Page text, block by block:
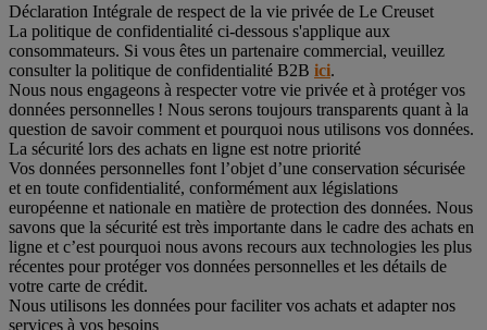
Déclaration Intégrale de respect de la vie privée de Le Creuset
La politique de confidentialité ci-dessous s'applique aux
consommateurs. Si vous êtes un partenaire commercial, veuillez
consulter la politique de confidentialité B2B ici.
Nous nous engageons à respecter votre vie privée et à protéger vos
données personnelles ! Nous serons toujours transparents quant à la
question de savoir comment et pourquoi nous utilisons vos données.
La sécurité lors des achats en ligne est notre priorité
Vos données personnelles font l’objet d’une conservation sécurisée
et en toute confidentialité, conformément aux législations
européenne et nationale en matière de protection des données. Nous
savons que la sécurité est très importante dans le cadre des achats en
ligne et c’est pourquoi nous avons recours aux technologies les plus
récentes pour protéger vos données personnelles et les détails de
votre carte de crédit.
Nous utilisons les données pour faciliter vos achats et adapter nos
services à vos besoins